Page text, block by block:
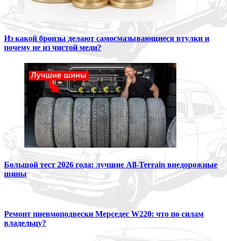
Из какой бронзы делают самосмазывающиеся втулки и
почему не из чистой меди?
Большой тест 2026 года: лучшие All-Terrain внедорожные
шины
Ремонт пневмоподвески Мерседес W220: что по силам
владельцу?